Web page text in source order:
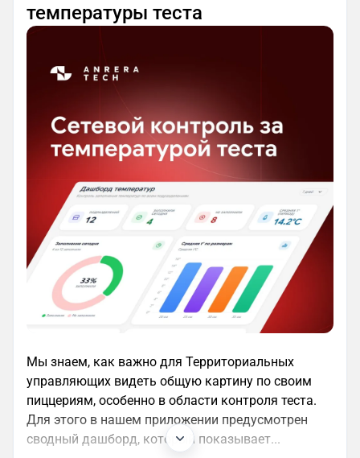
температуры теста
Мы знаем, как важно для Территориальных
управляющих видеть общую картину по своим
пиццериям, особенно в области контроля теста.
Для этого в нашем приложении предусмотрен
сводный дашборд, который показывает...